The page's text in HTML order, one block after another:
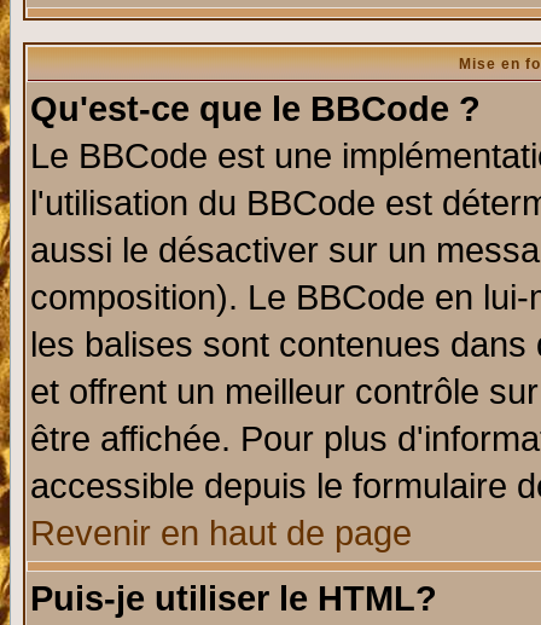
Mise en
Qu'est-ce que le BBCode ?
Le BBCode est une
l'utilisation du BBCode est
aussi le désactiver sur un
composition). Le BBCode en
les balises sont contenues
et offrent un meilleur contrôle
être affichée. Pour plus
accessible depuis le formulaire
Revenir en haut de page
Puis-je utiliser le HTML?